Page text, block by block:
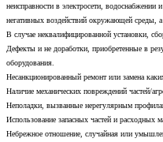
неисправности в электросети, водоснабжении и
негативных воздействий окружающей среды,
В случае неквалифицированной установки,
Дефекты и не доработки, приобретенные в
оборудования.
Несанкционированный ремонт или замена
Наличие механических повреждений частей/
Неполадки, вызванные нерегулярным
Использование запасных частей и расходных
Небрежное отношение, случайная или